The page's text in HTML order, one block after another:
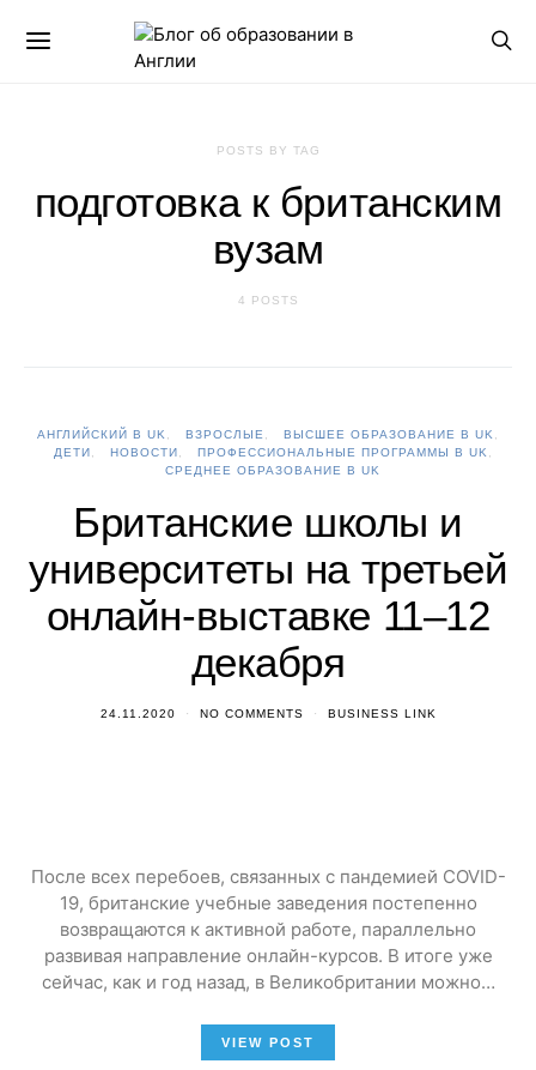
POSTS BY TAG
подготовка к британским
вузам
4 POSTS
АНГЛИЙСКИЙ В UK ВЗРОСЛЫЕ
ВЫСШЕЕ ОБРАЗОВАНИЕ В UK
ДЕТИ
НОВОСТИ
ПРОФЕССИОНАЛЬНЫЕ ПРОГРАММЫ В UK
СРЕДНЕЕ ОБРАЗОВАНИЕ В UK
Британские школы и
университеты на третьей
онлайн-выставке 11–12
декабря
24.11.2020 NO COMMENTS BUSINESS LINK
После всех перебоев, связанных с пандемией COVID-
19, британские учебные заведения постепенно
возвращаются к активной работе, параллельно
развивая направление онлайн-курсов. В итоге уже
сейчас, как и год назад, в Великобритании можно…
VIEW POST